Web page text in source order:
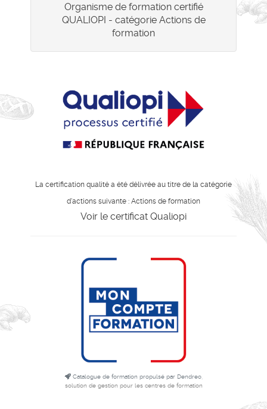
Organisme de formation certifié
QUALIOPI - catégorie Actions de
formation
La certification qualité a été délivrée au titre de la catégorie
d'actions suivante : Actions de formation
Voir le certificat Qualiopi
Catalogue de formation propulsé par Dendreo,
solution de gestion pour les centres de formation